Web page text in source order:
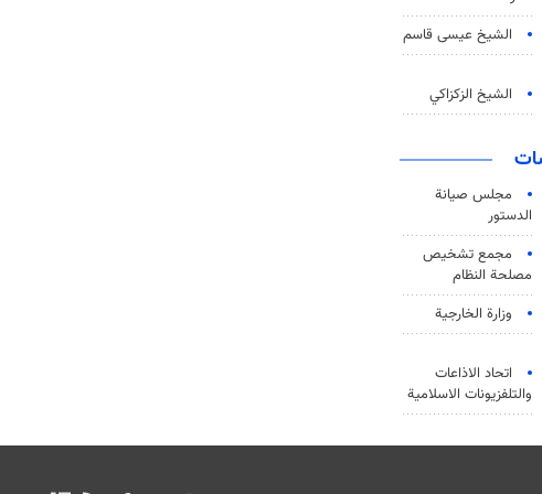
الشيخ عيسى قاسم
الشيخ الزكزاكي
مجلس صيانة
الدستور
مجمع تشخيص
مصلحة النظام
وزارة الخارجية
اتحاد الاذاعات
والتلفزيونات الاسلامية